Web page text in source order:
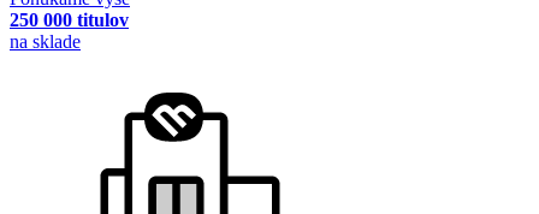
250 000 titulov
na sklade